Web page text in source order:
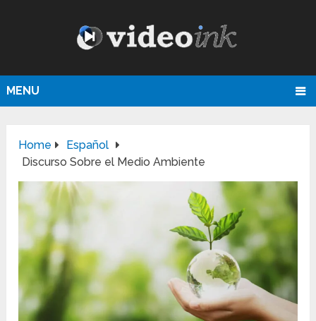
MENU
Home
Español
Discurso Sobre el Medio Ambiente